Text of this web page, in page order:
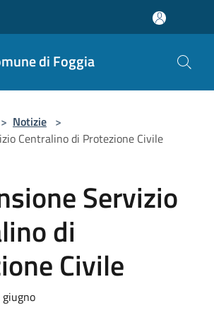
di Foggia
> Notizie >
Centralino di Protezione Civile
Servizio
di
Civile
giugno